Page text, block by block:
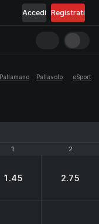
Registrati
Accedi
Pallamano Pallavolo eSport
1 2
1 2
1.45 2.75